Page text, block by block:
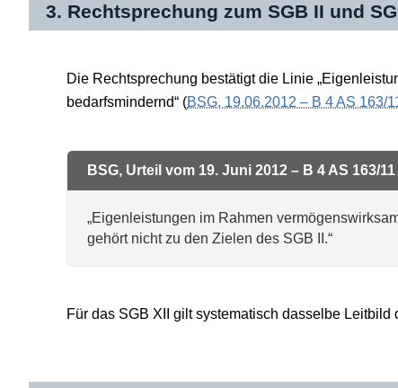
3. Rechtsprechung zum SGB II und
Die Rechtsprechung bestätigt die Linie
bedarfsmindernd“ (BSG, 19.06.2012 – B 4 AS 163/
BSG, Urteil vom 19. Juni 2012 – B 4 AS 163/11
„Eigenleistungen im Rahmen
gehört nicht zu den Zielen des SGB II.“
Für das SGB XII gilt systematisch dasselbe Leitbild